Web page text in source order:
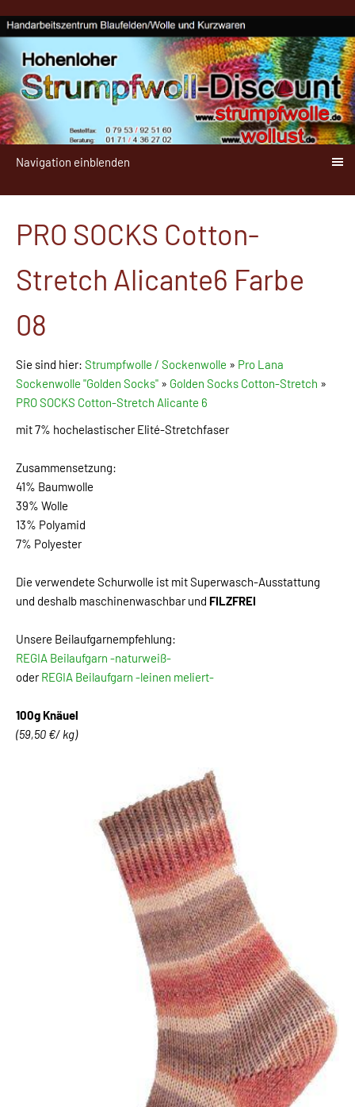
Navigation einblenden
PRO SOCKS Cotton-
Stretch Alicante6 Farbe
08
Sie sind hier: Strumpfwolle / Sockenwolle » Pro Lana
Sockenwolle "Golden Socks" » Golden Socks Cotton-Stretch »
PRO SOCKS Cotton-Stretch Alicante 6
mit 7% hochelastischer Elité-Stretchfaser
Zusammensetzung:
41% Baumwolle
39% Wolle
13% Polyamid
7% Polyester
Die verwendete Schurwolle ist mit Superwasch-Ausstattung
und deshalb maschinenwaschbar und FILZFREI
Unsere Beilaufgarnempfehlung:
REGIA Beilaufgarn -naturweiß-
oderREGIA Beilaufgarn -leinen meliert-
100g Knäuel
(59,50 €/ kg)